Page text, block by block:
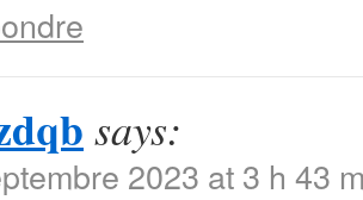
says:
2023 at 3 h 43